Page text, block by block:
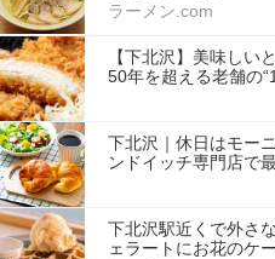
ラーメン.com
【下北沢】美味しい
50年を超える老舗の
下北沢｜休日はモー
ンドイッチ専門店で
下北沢駅近くで外さ
ェラートにお花のケ